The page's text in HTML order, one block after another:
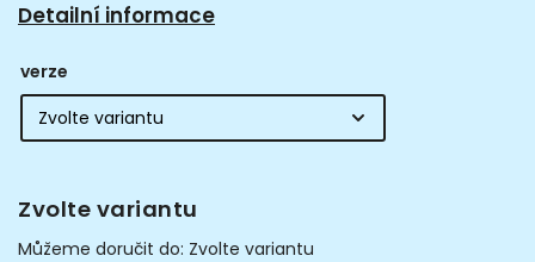
Detailní informace
verze
Zvolte variantu
Můžeme doručit do: Zvolte variantu